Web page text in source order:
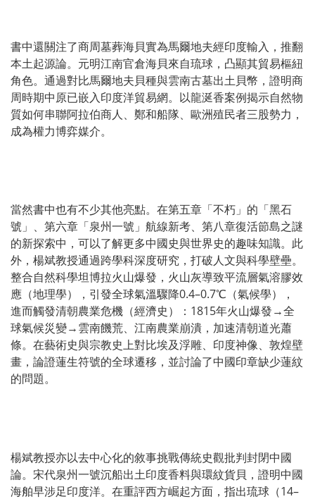
書中還關注了商周墓葬海貝實為馬爾地夫經印度輸入，推翻
本土起源論。元明江南官倉海貝來自琉球，凸顯其貿易樞紐
角色。通過對比馬爾地夫貝種與雲南古墓出土貝幣，證明商
周時期中原已嵌入印度洋貿易網。以龍涎香案例揭示自然物
質如何串聯阿拉伯商人、鄭和船隊、歐洲殖民者三股勢力，
成為權力博弈媒介。
當然書中也有不少其他亮點。在第五章「不朽」的「黑石
號」、第六章「泉州一號」航線新考、第八章復活節島之謎
的新探索中，可以了解更多中國史與世界史的趣味知識。此
外，楊斌教授通過跨學科深度研究，打破人文與科學壁壘。
整合自然科學坦博拉火山爆發，火山灰導致平流層氣溶膠效
應（地理學），引發全球氣溫驟降0.4–0.7℃（氣候學），
進而觸發清朝農業危機（經濟史）：1815年火山爆發→全
球氣候災變→雲南饑荒、江南農業崩潰，加速清朝道光蕭
條。在藝術史與宗教史上對比埃及浮雕、印度神像、敦煌壁
畫，論證蓮生符號的全球遷移，並討論了中國印章缺少蓮紋
的問題。
楊斌教授亦以去中心化的敘事挑戰傳統史觀批判封閉中國
論。宋代泉州一號沉船出土印度香料與環紋貨貝，證明中國
海舶早涉足印度洋。在重評西方崛起方面，指出琉球（14–